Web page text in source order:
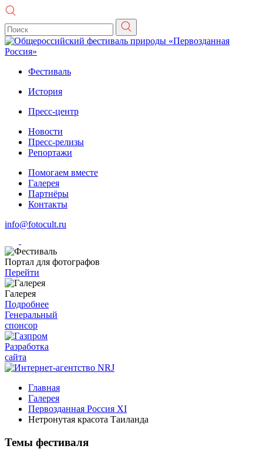
Фестиваль
История
Пресс-центр
Новости
Пресс-релизы
Репортажи
Помогаем вместе
Галерея
Партнёры
Контакты
info@fotocult.ru
Портал для фотографов
Перейти
Галерея
Подробнее
Генеральный
спонсор
Разработка
сайта
Главная
Галерея
Первозданная Россия XI
Нетронутая красота Таиланда
Темы фестиваля